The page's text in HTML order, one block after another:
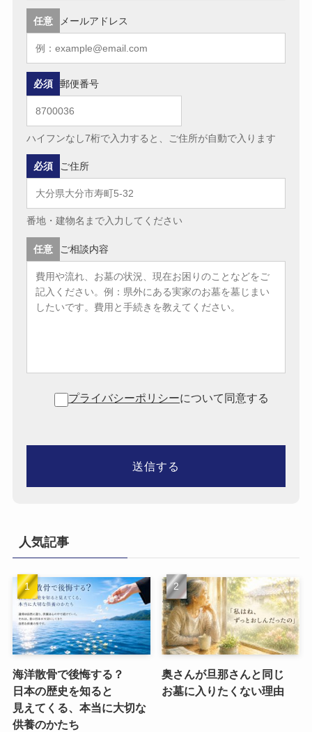
メールアドレス
任意
郵便番号
必須
ハイフンなし7桁で入力すると、ご住所が自動で入ります
ご住所
必須
番地・建物名まで入力してください
ご相談内容
任意
プライバシーポリシーについて同意する
人気記事
海洋散骨で​後悔する？​
日本の​歴史を​知ると​
見えてくる、​本当に​大切な​
供養のかたち
奥さんが​旦那さんと​同じ​
お墓に​入りたくない​理由